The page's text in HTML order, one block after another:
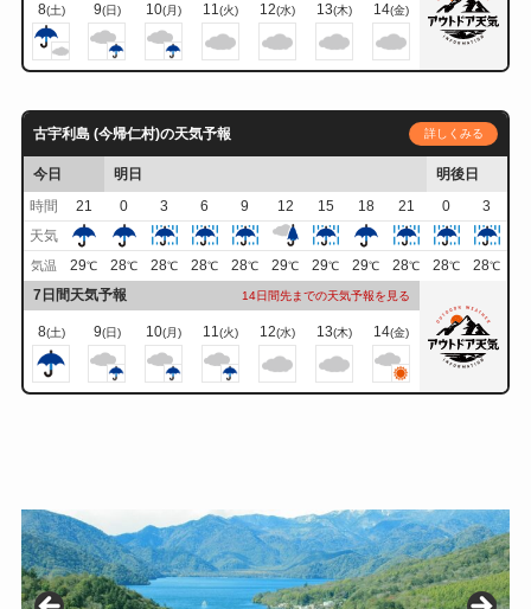
8(土) 9(日) 10(月) 11(火) 12(水) 13(木) 14(金)
古宇利島 (今帰仁村)の天気予報 詳しくみる
今日 明日
明後日
時間
21 0 3 6 9 12 15 18 21 0
3
天気
気温 29℃ 28℃ 28℃ 28℃ 28℃ 29℃ 29℃ 29℃ 28℃ 28℃ 28℃
7日間天気予報 14日間先までの天気予報を見る
8(土) 9(日) 10(月) 11(火) 12(水) 13(木) 14(金)